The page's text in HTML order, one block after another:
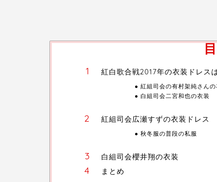
紅白歌合戦2017年の衣装ドレス
紅組司会の有村架純さん
白組司会二宮和也の衣装
紅組司会広瀬すずの衣装ドレス
秋冬服の普段の私服
白組司会櫻井翔の衣装
まとめ